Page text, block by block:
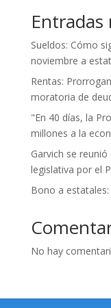
Entradas
Sueldos: Cómo
noviembre a
Rentas:
moratoria de
"En 40 días, la
millones a la
Garvich se
legislativa por el
Bono a
No hay